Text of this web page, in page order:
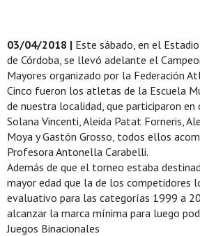
03/04/2018 | Este sábado, en el
de Córdoba, se llevó adelante el
Mayores organizado por la Federación
Cinco fueron los atletas de la Escuela
de nuestra localidad, que participaron en
Solana Vincenti, Aleida Patat Forneris,
Moya y Gastón Grosso, todos ellos
Profesora Antonella Carabelli.
Además de que el torneo estaba
mayor edad que la de los competidores
evaluativo para las categorías 1999 a
alcanzar la marca mínima para luego
Juegos Binacionales